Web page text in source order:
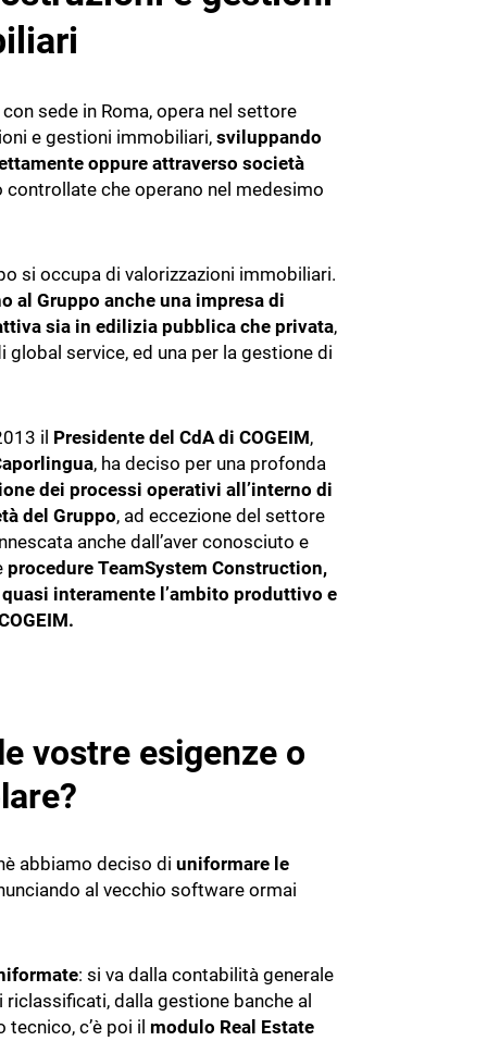
ALTRI GESTIONALI
Gestione del personale di cantiere
Progettazione strutturale
con sede in Roma, opera nel settore
e gestioni immobiliari,sviluppando
oppure attraverso società
controllate che operano nel medesimo
si occupa di valorizzazioni immobiliari.
al Gruppo anche una impresa di
sia in edilizia pubblica che privata,
global service, ed una per la gestione di
il Presidente del CdA di COGEIM,
, ha deciso per una profonda
dei processi operativi all’interno di
del Gruppo, ad eccezione del settore
anche dall’aver conosciuto e
procedure TeamSystem Construction,
interamente l’ambito produttivo e
vostre esigenze o
abbiamo deciso di uniformare le
al vecchio software ormai
: si va dalla contabilità generale
dalla gestione banche al
c’è poi il modulo Real Estate